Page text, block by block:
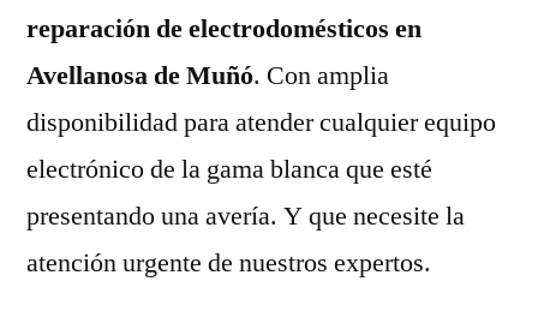
reparación de electrodomésticos en
Avellanosa de Muñó. Con amplia
disponibilidad para atender cualquier equipo
electrónico de la gama blanca que esté
presentando una avería. Y que necesite la
atención urgente de nuestros expertos.